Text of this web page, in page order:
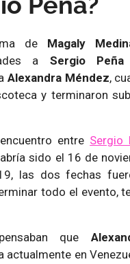
Peña?
de Magaly
a Sergio Peña
Alexandra Méndez,
y terminaron
entre Sergio
sido el 16 de
las dos fechas
todo el evento,
que
actualmente en